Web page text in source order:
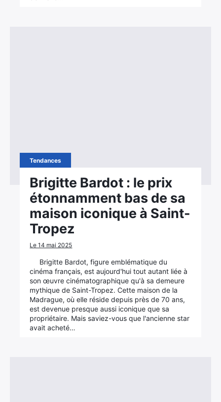
Tendances
Brigitte Bardot : le prix
étonnamment bas de sa
maison iconique à Saint-
Tropez
Le 14 mai 2025
Brigitte Bardot, figure emblématique du
cinéma français, est aujourd'hui tout autant liée à
son œuvre cinématographique qu'à sa demeure
mythique de Saint-Tropez. Cette maison de la
Madrague, où elle réside depuis près de 70 ans,
est devenue presque aussi iconique que sa
propriétaire. Mais saviez-vous que l'ancienne star
avait acheté…